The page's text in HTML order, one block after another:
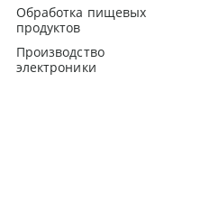
Обработка пищевых
продуктов
Производство
электроники